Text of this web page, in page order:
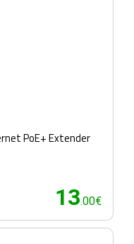
PoE+ Extender
13.00€